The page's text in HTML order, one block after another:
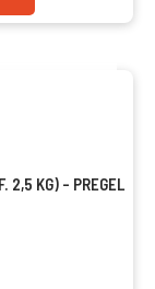
2,5 KG) – PREGEL